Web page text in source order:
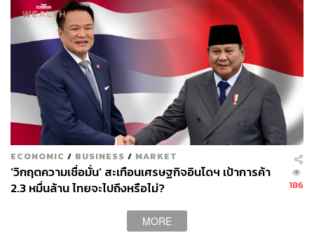
มหภาค สำนักงานเศรษฐกิจการคลัง ผู้ร่วมสัมมนาในหัวข้อ
‘ความเหลื่อมล้ำ: โจทย์สำคัญหลังโควิด-19 ภายหลัง
สถานการณ์โควิด-19’ กล่าวว่า ภายหลังสถานการณ์โค
วิด-19 ประเทศไทยจะมีโจทย์สำคัญ 3 ด้าน ที่ต้องเผชิญ
ได้แก่
1. การเติบโตที่ไม่สมดุลเชิงพื้นที่ จากความเหลื่อมล้ำที่เกิดขึ้น
ก่อนโควิด-19 เมืองหลักที่เป็นเมืองเศรษฐกิจมีเพียง 15 จังหวัด
คิดเป็น 70% ของ GDP ประเทศ เมืองรองยังคงเป็นจังหวัดที่
ยากจน โดยโควิด-19 ทำให้เกิดการเคลื่อนย้ายแรงงานกลับ
ด้าน (Reverse Trend) ย้ายออกเพราะตกงาน และย้ายเข้า
เมืองหลวง เพื่อหางานทำ
2. ความยากจนเหลื่อมล้ำเรื้อรัง โดยโควิด-19 ทำให้ในปี
ECONOMIC / BUSINESS / MARKET
‘วิกฤตความเชื่อมั่น’ สะเทือนเศรษฐกิจอินโดฯ เป้าการค้า
2.3 หมื่นล้าน ไทยจะไปถึงหรือไม่?
186
MORE